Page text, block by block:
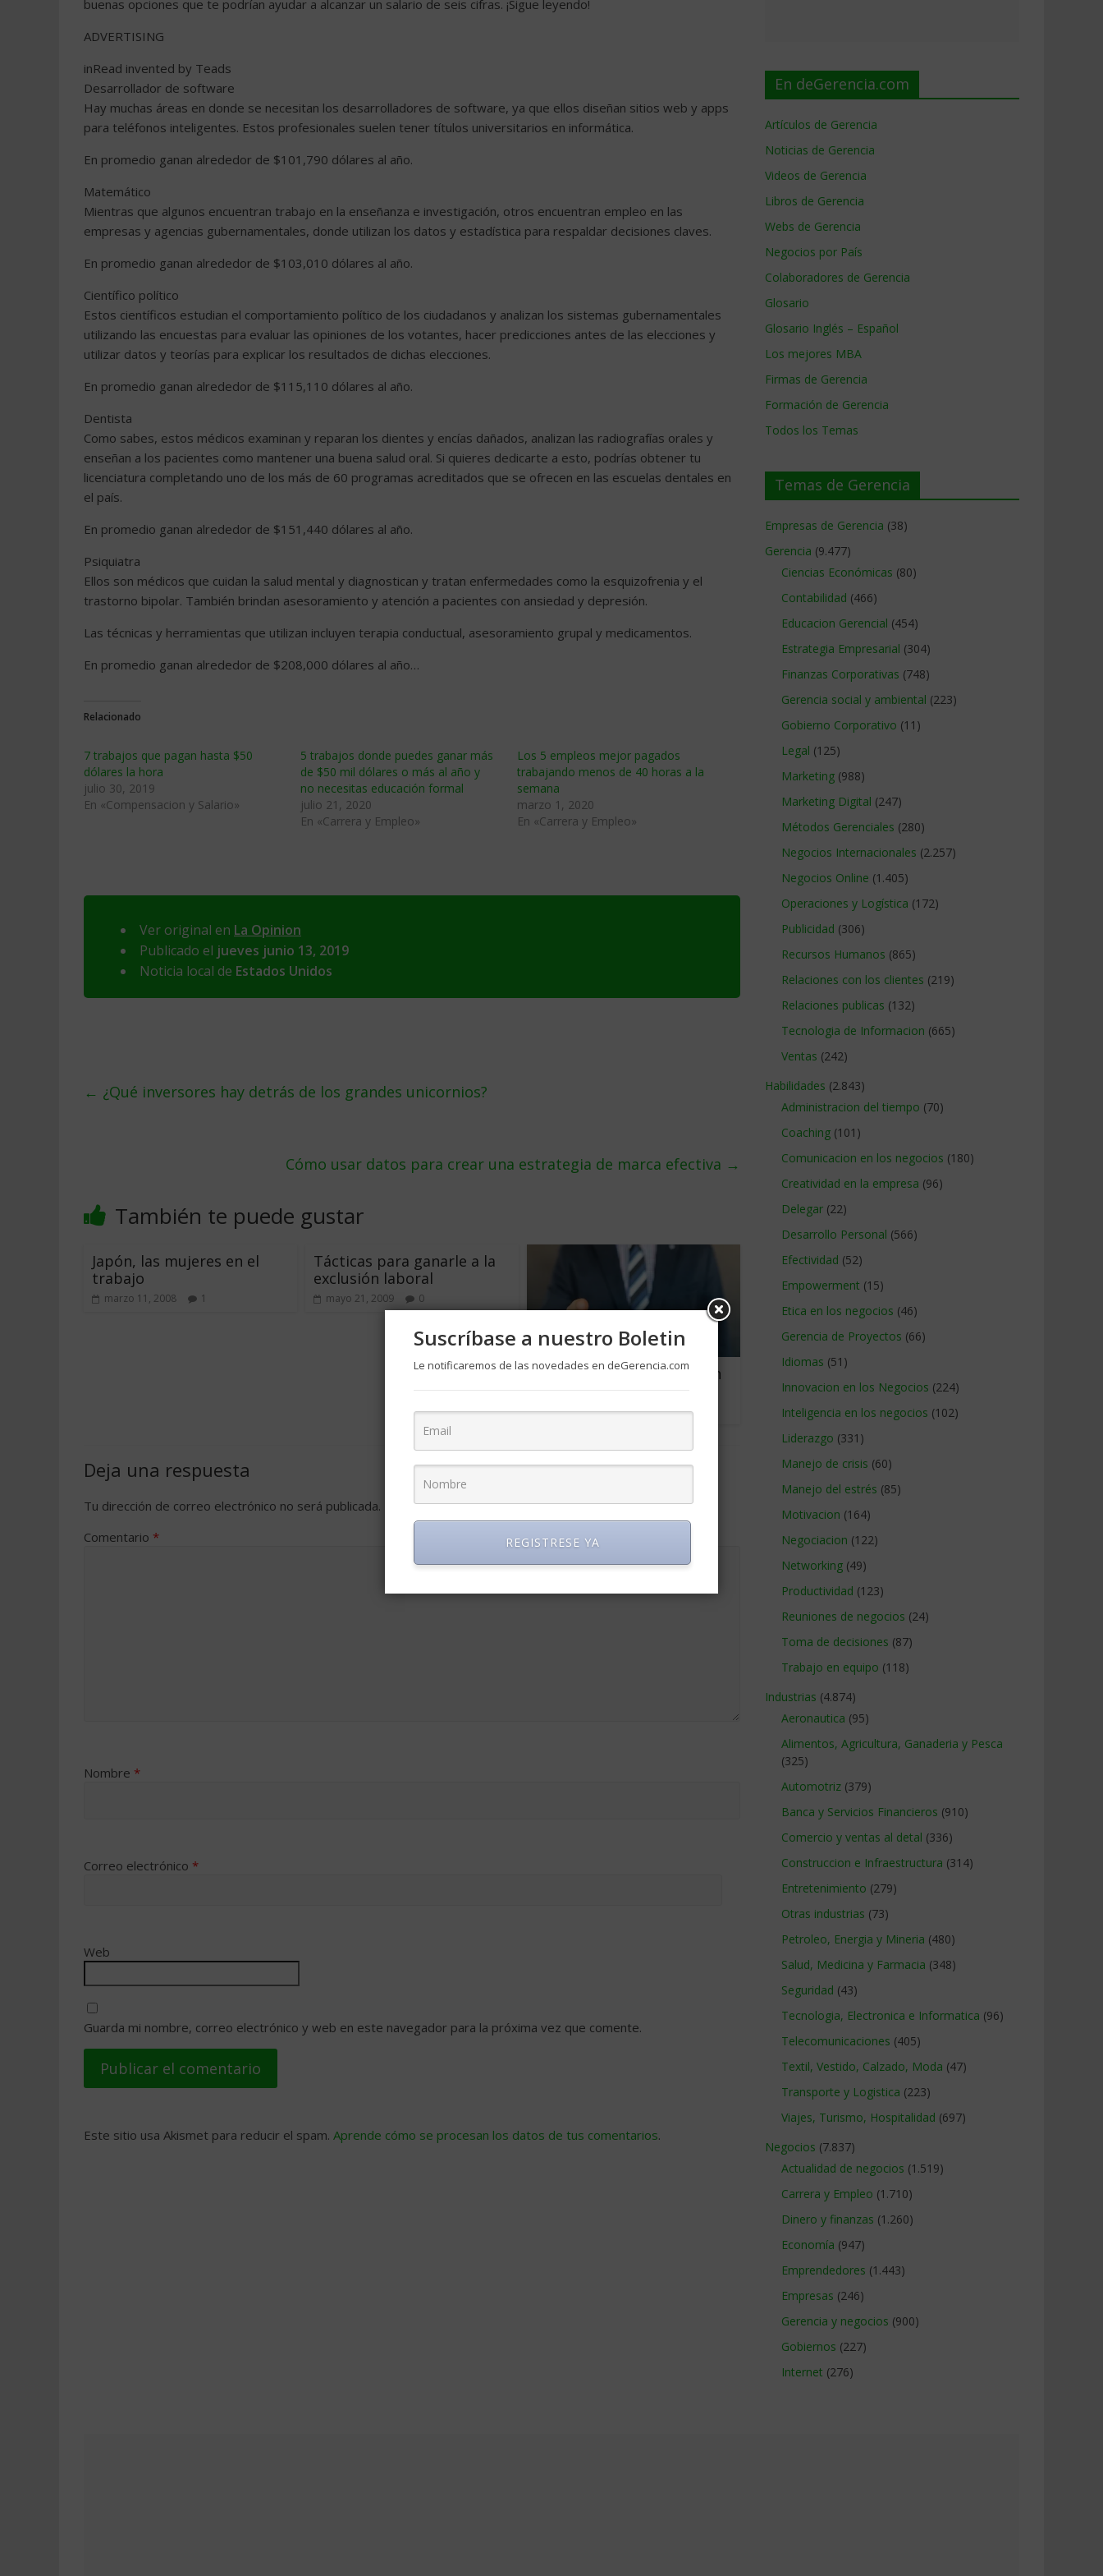
buenas opciones que te podrían ayudar a alcanzar un salario de seis cifras. ¡Sigue leyendo!
ADVERTISING
inRead invented by Teads
Desarrollador de software
Hay muchas áreas en donde se necesitan los desarrolladores de software, ya que ellos diseñan sitios web y apps
para teléfonos inteligentes. Estos profesionales suelen tener títulos universitarios en informática.
En promedio ganan alrededor de $101,790 dólares al año.
Matemático
Mientras que algunos encuentran trabajo en la enseñanza e investigación, otros encuentran empleo en las
empresas y agencias gubernamentales, donde utilizan los datos y estadística para respaldar decisiones claves.
En promedio ganan alrededor de $103,010 dólares al año.
Científico político
Estos científicos estudian el comportamiento político de los ciudadanos y analizan los sistemas gubernamentales
utilizando las encuestas para evaluar las opiniones de los votantes, hacer predicciones antes de las elecciones y
utilizar datos y teorías para explicar los resultados de dichas elecciones.
En promedio ganan alrededor de $115,110 dólares al año.
Dentista
Como sabes, estos médicos examinan y reparan los dientes y encías dañados, analizan las radiografías orales y
enseñan a los pacientes como mantener una buena salud oral. Si quieres dedicarte a esto, podrías obtener tu
licenciatura completando uno de los más de 60 programas acreditados que se ofrecen en las escuelas dentales en
el país.
En promedio ganan alrededor de $151,440 dólares al año.
Psiquiatra
Ellos son médicos que cuidan la salud mental y diagnostican y tratan enfermedades como la esquizofrenia y el
trastorno bipolar. También brindan asesoramiento y atención a pacientes con ansiedad y depresión.
Las técnicas y herramientas que utilizan incluyen terapia conductual, asesoramiento grupal y medicamentos.
En promedio ganan alrededor de $208,000 dólares al año…
Relacionado
7 trabajos que pagan hasta $50
dólares la hora
julio 30, 2019
En «Compensacion y Salario»
5 trabajos donde puedes ganar más
de $50 mil dólares o más al año y
no necesitas educación formal
julio 21, 2020
En «Carrera y Empleo»
Los 5 empleos mejor pagados
trabajando menos de 40 horas a la
semana
marzo 1, 2020
En «Carrera y Empleo»
Ver original en La Opinion
Publicado el jueves junio 13, 2019
Noticia local de Estados Unidos
← ¿Qué inversores hay detrás de los grandes unicornios?
Cómo usar datos para crear una estrategia de marca efectiva →
También te puede gustar
Japón, las mujeres en el
trabajo
marzo 11, 2008 1
Tácticas para ganarle a la
exclusión laboral
mayo 21, 2009 0
Tu trabajo puede estar en
enero 17, 2020 0
Deja una respuesta
Tu dirección de correo electrónico no será publicada. Los campos obligatorios están marcados con*
Comentario *
Nombre *
Correo electrónico *
Web
Guarda mi nombre, correo electrónico y web en este navegador para la próxima vez que comente.
Este sitio usa Akismet para reducir el spam. Aprende cómo se procesan los datos de tus comentarios.
En deGerencia.com
Artículos de Gerencia
Noticias de Gerencia
Videos de Gerencia
Libros de Gerencia
Webs de Gerencia
Negocios por País
Colaboradores de Gerencia
Glosario
Glosario Inglés – Español
Los mejores MBA
Firmas de Gerencia
Formación de Gerencia
Todos los Temas
Temas de Gerencia
Empresas de Gerencia (38)
Gerencia (9.477)
Ciencias Económicas (80)
Contabilidad (466)
Educacion Gerencial (454)
Estrategia Empresarial (304)
Finanzas Corporativas (748)
Gerencia social y ambiental (223)
Gobierno Corporativo (11)
Legal (125)
Marketing (988)
Marketing Digital (247)
Métodos Gerenciales (280)
Negocios Internacionales (2.257)
Negocios Online (1.405)
Operaciones y Logística (172)
Publicidad (306)
Recursos Humanos (865)
Relaciones con los clientes (219)
Relaciones publicas (132)
Tecnologia de Informacion (665)
Ventas (242)
Habilidades (2.843)
Administracion del tiempo (70)
Coaching (101)
Comunicacion en los negocios (180)
Creatividad en la empresa (96)
Delegar (22)
Desarrollo Personal (566)
Efectividad (52)
Empowerment (15)
Etica en los negocios (46)
Gerencia de Proyectos (66)
Idiomas (51)
Innovacion en los Negocios (224)
Inteligencia en los negocios (102)
Liderazgo (331)
Manejo de crisis (60)
Manejo del estrés (85)
Motivacion (164)
Negociacion (122)
Networking (49)
Productividad (123)
Reuniones de negocios (24)
Toma de decisiones (87)
Trabajo en equipo (118)
Industrias (4.874)
Aeronautica (95)
Alimentos, Agricultura, Ganaderia y Pesca
(325)
Automotriz (379)
Banca y Servicios Financieros (910)
Comercio y ventas al detal (336)
Construccion e Infraestructura (314)
Entretenimiento (279)
Otras industrias (73)
Petroleo, Energia y Mineria (480)
Salud, Medicina y Farmacia (348)
Seguridad (43)
Tecnologia, Electronica e Informatica (96)
Telecomunicaciones (405)
Textil, Vestido, Calzado, Moda (47)
Transporte y Logistica (223)
Viajes, Turismo, Hospitalidad (697)
Negocios (7.837)
Actualidad de negocios (1.519)
Carrera y Empleo (1.710)
Dinero y finanzas (1.260)
Economía (947)
Emprendedores (1.443)
Empresas (246)
Gerencia y negocios (900)
Gobiernos (227)
Internet (276)
Suscríbase a nuestro Boletin
Le notificaremos de las novedades en deGerencia.com
REGISTRESE YA